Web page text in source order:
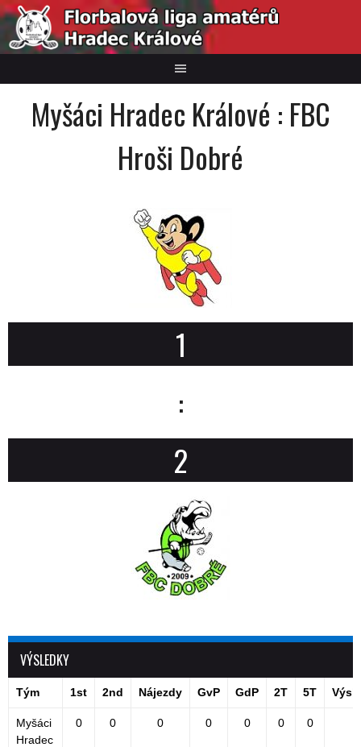
Skip
content
Myšáci Hradec Králové : FBC
Hroši Dobré
1
:
2
VÝSLEDKY
Tým 1st 2nd Nájezdy GvP GdP 2T 5T
Myšáci
Hradec
0 0 0 0 0 0 0